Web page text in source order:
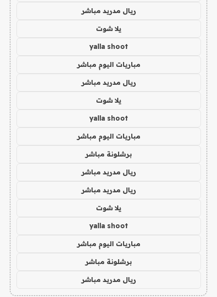
ريال مدريد مباشر
يلا شوت
yalla shoot
مباريات اليوم مباشر
ريال مدريد مباشر
يلا شوت
yalla shoot
مباريات اليوم مباشر
برشلونة مباشر
ريال مدريد مباشر
ريال مدريد مباشر
يلا شوت
yalla shoot
مباريات اليوم مباشر
برشلونة مباشر
ريال مدريد مباشر